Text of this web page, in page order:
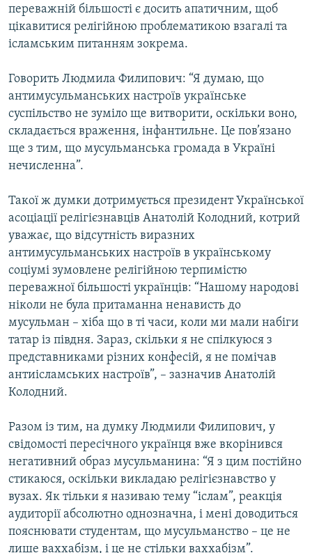
переважній більшості є досить апатичним, щоб
цікавитися релігійною проблематикою взагалі та
ісламським питанням зокрема.
Говорить Людмила Филипович: “Я думаю, що
антимусульманських настроїв українське
суспільство не зуміло ще витворити, оскільки воно,
складається враження, інфантильне. Це пов’язано
ще з тим, що мусульманська громада в Україні
нечисленна”.
Такої ж думки дотримується президент Української
асоціації релігієзнавців Анатолій Колодний, котрий
уважає, що відсутність виразних
антимусульманських настроїв в українському
соціумі зумовлене релігійною терпимістю
переважної більшості українців: “Нашому народові
ніколи не була притаманна ненависть до
мусульман – хіба що в ті часи, коли ми мали набіги
татар із півдня. Зараз, скільки я не спілкуюся з
представниками різних конфесій, я не помічав
антиісламських настроїв”, – зазначив Анатолій
Колодний.
Разом із тим, на думку Людмили Филипович, у
свідомості пересічного українця вже вкорінився
негативний образ мусульманина: “Я з цим постійно
стикаюся, оскільки викладаю релігієзнавство у
вузах. Як тільки я називаю тему “іслам”, реакція
аудиторії абсолютно однозначна, і мені доводиться
пояснювати студентам, що мусульманство – це не
лише ваххабізм, і це не стільки ваххабізм”.